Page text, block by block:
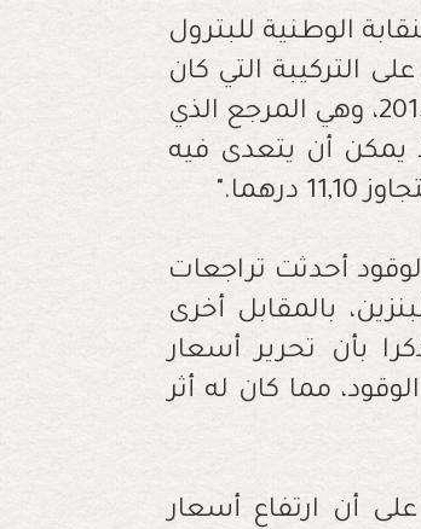
الوطنية للبترول
التركيبة التي كان
معمولا بها قبل تحرير أسعار المحروقات نهاية سنة 2015، وهي المرجع الذي
يمكن أن يتعدى فيه
".
أحدثت تراجعات
للغازوال و50 سنتيما للبنزين، بالمقابل أخرى
بأن تحرير أسعار
مما كان له أثر
على أن ارتفاع أسعار